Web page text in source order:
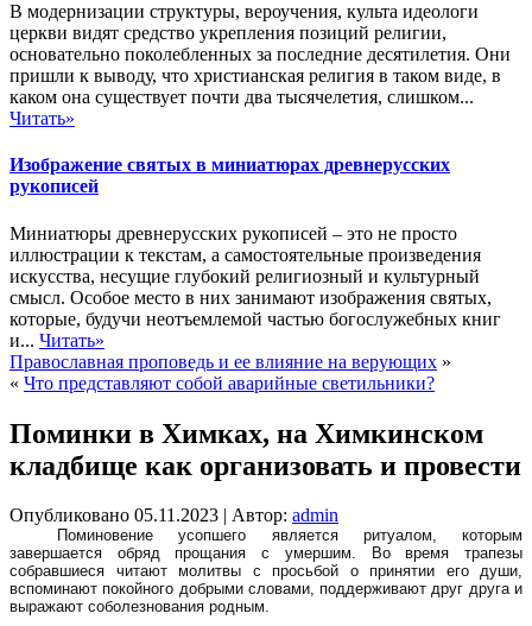
В модернизации структуры, вероучения, культа идеологи
церкви видят средство укрепления позиций религии,
основательно поколебленных за последние десятилетия. Они
пришли к выводу, что христианская религия в таком виде, в
каком она существует почти два тысячелетия, слишком...
Читать»
Изображение святых в миниатюрах древнерусских
рукописей
Миниатюры древнерусских рукописей – это не просто
иллюстрации к текстам, а самостоятельные произведения
искусства, несущие глубокий религиозный и культурный
смысл. Особое место в них занимают изображения святых,
которые, будучи неотъемлемой частью богослужебных книг
и... Читать»
Православная проповедь и ее влияние на верующих »
« Что представляют собой аварийные светильники?
Поминки в Химках, на Химкинском
кладбище как организовать и провести
Опубликовано 05.11.2023 | Автор: admin
Поминовение усопшего является ритуалом, которым
завершается обряд прощания с умершим. Во время трапезы
собравшиеся читают молитвы с просьбой о принятии его души,
вспоминают покойного добрыми словами, поддерживают друг друга и
выражают соболезнования родным.